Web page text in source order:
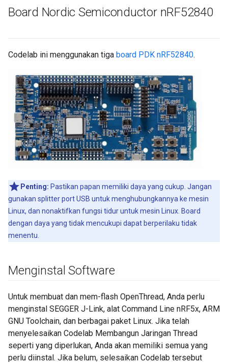
Board Nordic Semiconductor nRF52840
Codelab ini menggunakan tiga board PDK nRF52840.
Penting: Pastikan papan memiliki daya yang cukup. Jangan
gunakan splitter port USB untuk menghubungkannya ke mesin
Linux, dan nonaktifkan fungsi tidur untuk mesin Linux. Board
dengan daya yang tidak mencukupi dapat berperilaku tidak
menentu.
Menginstal Software
Untuk membuat dan mem-flash OpenThread, Anda perlu
menginstal SEGGER J-Link, alat Command Line nRF5x, ARM
GNU Toolchain, dan berbagai paket Linux. Jika telah
menyelesaikan Codelab Membangun Jaringan Thread
seperti yang diperlukan, Anda akan memiliki semua yang
perlu diinstal. Jika belum, selesaikan Codelab tersebut